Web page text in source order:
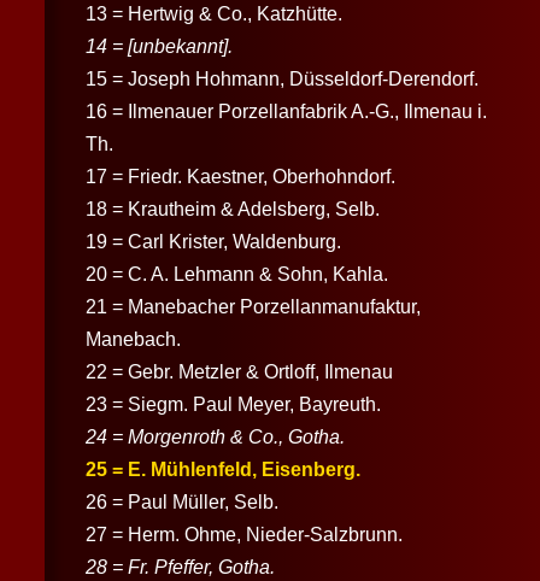
13 = Hertwig & Co., Katzhütte.
14 = [unbekannt].
15 = Joseph Hohmann, Düsseldorf-Derendorf.
16 = Ilmenauer Porzellanfabrik A.-G., Ilmenau i.
Th.
17 = Friedr. Kaestner, Oberhohndorf.
18 = Krautheim & Adelsberg, Selb.
19 = Carl Krister, Waldenburg.
20 = C. A. Lehmann & Sohn, Kahla.
21 = Manebacher Porzellanmanufaktur,
Manebach.
22 = Gebr. Metzler & Ortloff, Ilmenau
23 = Siegm. Paul Meyer, Bayreuth.
24 = Morgenroth & Co., Gotha.
25 = E. Mühlenfeld, Eisenberg.
26 = Paul Müller, Selb.
27 = Herm. Ohme, Nieder-Salzbrunn.
28 = Fr. Pfeffer, Gotha.